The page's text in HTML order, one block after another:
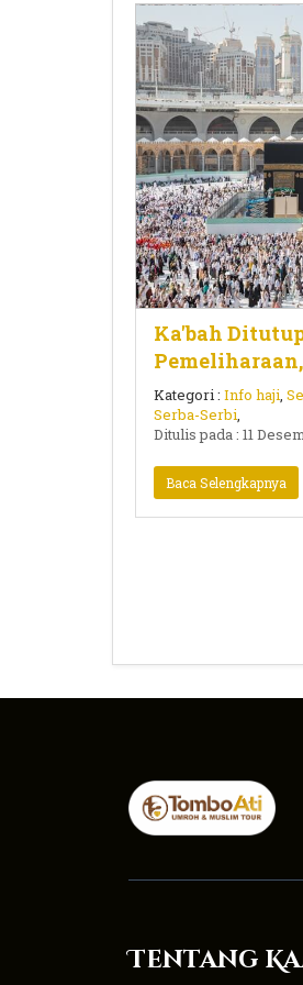
Ka'bah
Sentuh
Kategori : Info haji,
Serba-Serbi,
Ditulis pada : 11
Baca Selengkapnya
Tentang